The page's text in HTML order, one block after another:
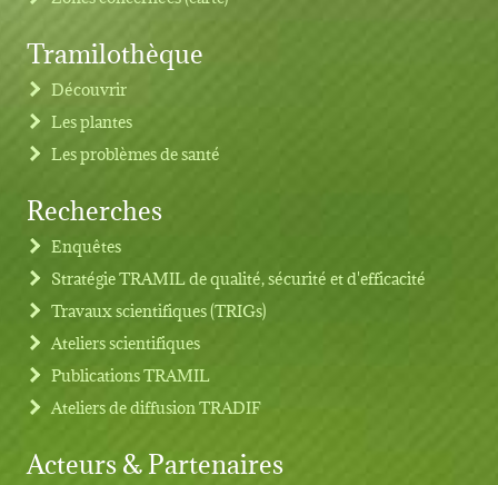
Footer menu
Tramilothèque
Découvrir
Les plantes
Les problèmes de santé
Recherches
Enquêtes
Stratégie TRAMIL de qualité, sécurité et d'efficacité
Travaux scientifiques (TRIGs)
Ateliers scientifiques
Publications TRAMIL
Ateliers de diffusion TRADIF
Acteurs & Partenaires